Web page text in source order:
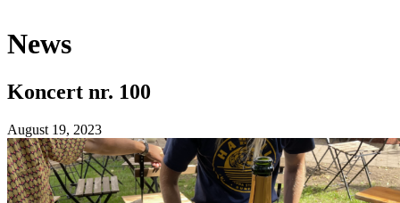
News
Koncert nr. 100
August 19, 2023